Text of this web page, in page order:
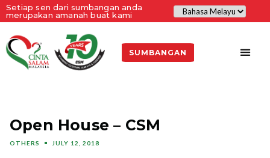
Setiap sen dari sumbangan anda
merupakan amanah buat kami
SUMBANGAN
Open House – CSM
OTHERS JULY 12, 2018